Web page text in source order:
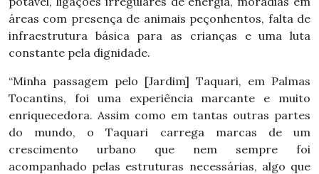
áreas com presença de animais peçonhentos, falta de
infraestrutura básica para as crianças e uma luta
constante pela dignidade.
“Minha passagem pelo [Jardim] Taquari, em Palmas
Tocantins, foi uma experiência marcante e muito
enriquecedora. Assim como em tantas outras partes
do mundo, o Taquari carrega marcas de um
crescimento urbano que nem sempre foi
acompanhado pelas estruturas necessárias, algo que